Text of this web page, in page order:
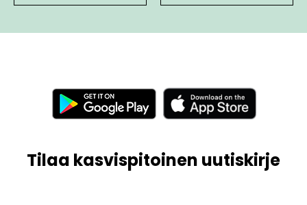
Tilaa kasvispitoinen uutiskirje